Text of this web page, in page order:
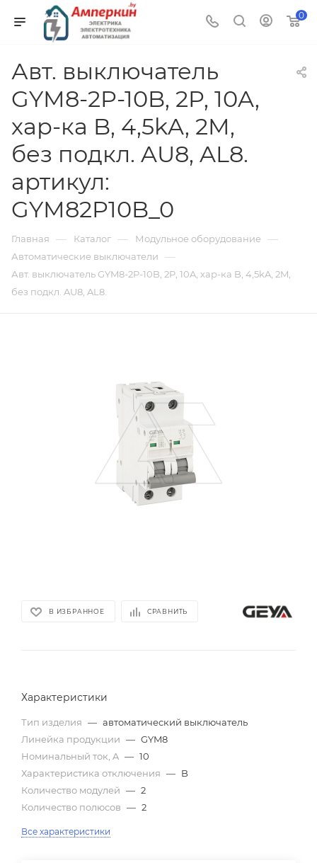
0
Авт. выключатель
GYM8-2P-10B, 2P, 10A,
хар-ка B, 4,5kA, 2M,
без подкл. AU8, AL8.
артикул:
GYM82P10B_0
Главная — Каталог — Модульное оборудование —
Автоматические выключатели —
Авт. выключатель GYM8-2P-10B, 2P, 10A, хар-ка B, 4,5kA, 2M,
без подкл. AU8, AL8.
В ИЗБРАННОЕ СРАВНИТЬ
Характеристики
Тип изделия — автоматический выключатель
Линейка продукции — GYM8
Номинальный ток, A — 10
Характеристика отключения — B
Количество модулей — 2
Количество полюсов — 2
Все характеристики